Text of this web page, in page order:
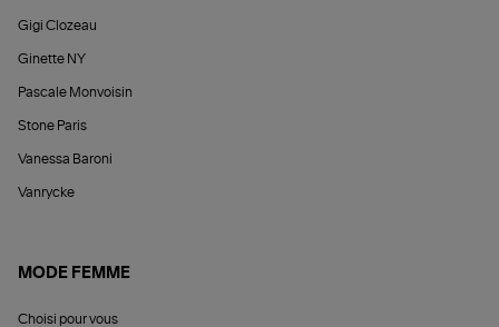
Gigi Clozeau
Ginette NY
Pascale Monvoisin
Stone Paris
Vanessa Baroni
Vanrycke
MODE FEMME
Choisi pour vous